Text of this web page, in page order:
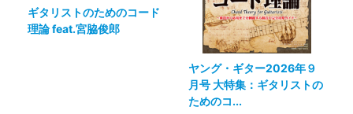
ギタリストのためのコード
理論 feat.宮脇俊郎
ヤング・ギター2026年９
月号 大特集：ギタリストの
ためのコ...